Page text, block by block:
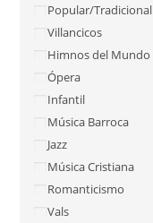
Popular/Tradicional
Villancicos
Himnos del Mundo
Ópera
Infantil
Música Barroca
Jazz
Música Cristiana
Romanticismo
Vals